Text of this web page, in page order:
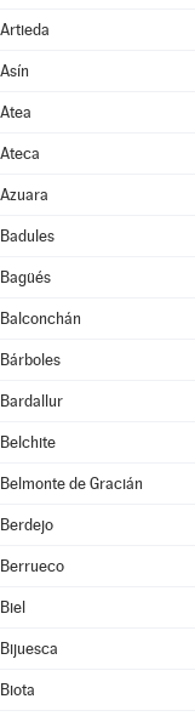
Artieda
Asín
Atea
Ateca
Azuara
Badules
Bagüés
Balconchán
Bárboles
Bardallur
Belchite
Belmonte de Gracián
Berdejo
Berrueco
Biel
Bijuesca
Biota